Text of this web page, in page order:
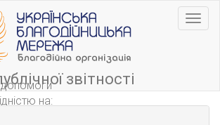
звітності
на: